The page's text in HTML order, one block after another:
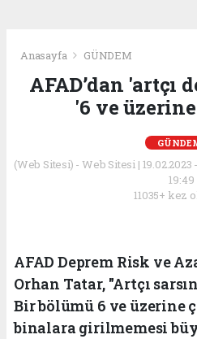
Anasayfa GÜNDEM
AFAD’dan 'artçı
'6 ve
(Web Sitesi) - Web Sitesi | 19.02.2023
19:49
11035+ kez
AFAD Deprem Risk ve
Orhan Tatar, "Artçı
Bir bölümü 6 ve üzerine
binalara girilmemesi